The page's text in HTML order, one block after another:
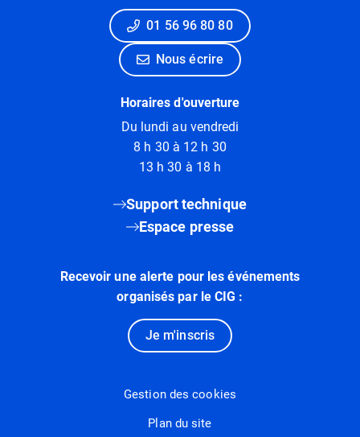
01 56 96 80 80
Nous écrire
Horaires d'ouverture
Du lundi au vendredi
8 h 30 à 12 h 30
13 h 30 à 18 h
Support technique
Espace presse
Recevoir une alerte pour les événements
organisés par le CIG :
Je m'inscris
Gestion des cookies
Plan du site